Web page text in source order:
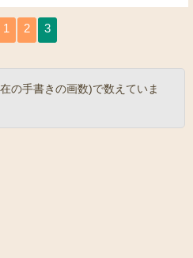
1 2 3
の手書きの画数)で数えていま